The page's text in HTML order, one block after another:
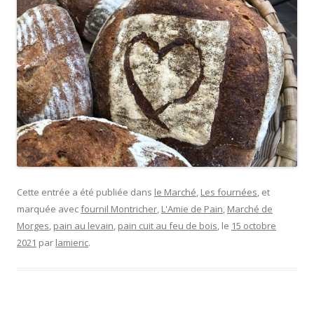
Cette entrée a été publiée dans le Marché, Les fournées, et
marquée avecfournil Montricher, L'Amie de Pain, Marché de
Morges, pain au levain, pain cuit au feu de bois, le 15 octobre
2021 par lamieric.